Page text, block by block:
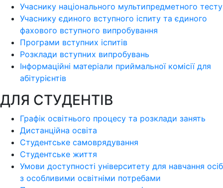
Учаснику національного мультипредметного тесту
Учаснику єдиного вступного іспиту та єдиного
фахового вступного випробування
Програми вступних іспитів
Розклади вступних випробувань
Інформаційні матеріали приймальної комісії для
абітурієнтів
ДЛЯ СТУДЕНТІВ
Графік освітнього процесу та розклади занять
Дистанційна освіта
Студентське самоврядування
Студентське життя
Умови доступності університету для навчання осіб
з особливими освітніми потребами